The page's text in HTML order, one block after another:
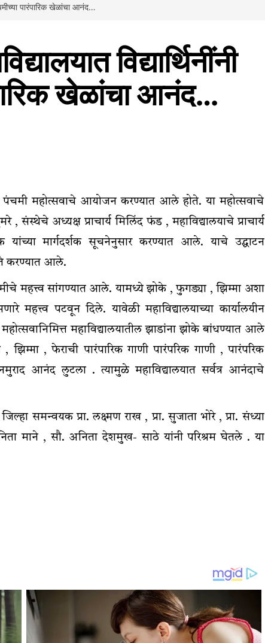
पारंपारिक खेळांचा आनंद…
विद्यार्थिनींनी
खेळांचा आनंद…
पंचमी महोत्सवाचे आयोजन करण्यात आले होते. या महोत्सवाचे
अध्यक्ष प्राचार्य मिलिंद फंड , महाविद्यालयाचे प्राचार्य
यांच्या मार्गदर्शक सूचनेनुसार करण्यात आले. याचे उद्घाटन
करण्यात आले.
महत्त्व सांगण्यात आले. यामध्ये झोके , फुगड्या , झिम्मा अशा
महत्त्व पटवून दिले. यावेळी महाविद्यालयाच्या कार्यालयीन
महाविद्यालयातील झाडांना झोके बांधण्यात आले
, झिम्मा , फेराची पारंपारिक गाणी पारंपरिक गाणी , पारंपरिक
आनंद लुटला . त्यामुळे महाविद्यालयात सर्वत्र आनंदाचे
समन्वयक प्रा. लक्ष्मण राख , प्रा. सुजाता भोरे , प्रा. संध्या
माने , सौ. अनिता देशमुख- साठे यांनी परिश्रम घेतले . या